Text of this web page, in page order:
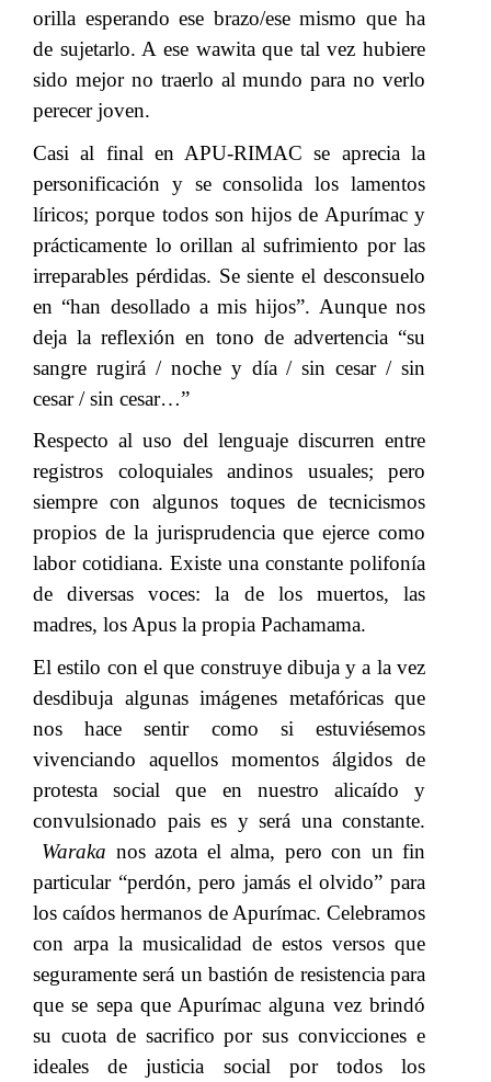
orilla esperando ese brazo/ese mismo que ha
de sujetarlo. A ese wawita que tal vez hubiere
sido mejor no traerlo al mundo para no verlo
perecer joven.​​
Casi al final en APU-RIMAC se aprecia la
personificación y se consolida los lamentos
líricos; porque todos son hijos de Apurímac y
prácticamente lo orillan al sufrimiento por las
irreparables pérdidas. Se siente el desconsuelo
en “han desollado a mis hijos”. Aunque nos
deja la reflexión en tono de advertencia “su
sangre rugirá / noche y día / sin cesar / sin
cesar / sin cesar…”
Respecto al uso del lenguaje discurren entre
registros coloquiales andinos usuales; pero
siempre con algunos toques de tecnicismos
propios de la jurisprudencia que ejerce como
labor cotidiana. Existe una constante polifonía
de diversas voces: la de los muertos, las
madres, los Apus la propia Pachamama.
El estilo con el que construye dibuja y a la vez
desdibuja algunas imágenes metafóricas que
nos hace sentir como si estuviésemos
vivenciando aquellos momentos álgidos de
protesta social que en nuestro alicaído y
convulsionado pais es y será una constante.​​
Waraka ​​ nos azota el alma, pero con un fin
particular “perdón, pero jamás el olvido” para
los caídos hermanos de Apurímac. Celebramos
con arpa la musicalidad de estos versos que
seguramente será un bastión de resistencia para
que se sepa que Apurímac alguna vez brindó
su cuota de sacrifico por sus convicciones e
ideales de justicia social por todos los